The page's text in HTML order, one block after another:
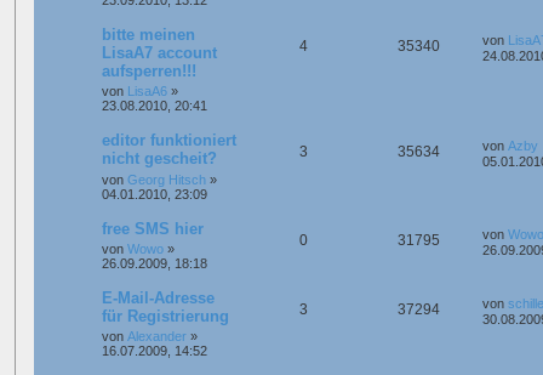
bitte meinen
LisaA7 account
aufsperren!!!
von LisaA6 »
23.08.2010, 20:41
4 35340 von
editor funktioniert
nicht gescheit?
von Georg Hitsch »
04.01.2010, 23:09
3 35634 von Azby
free SMS hier
von Wowo »
26.09.2009, 18:18
0 31795 von Wowo
E-Mail-Adresse
für Registrierung
von Alexander »
16.07.2009, 14:52
3 37294 von